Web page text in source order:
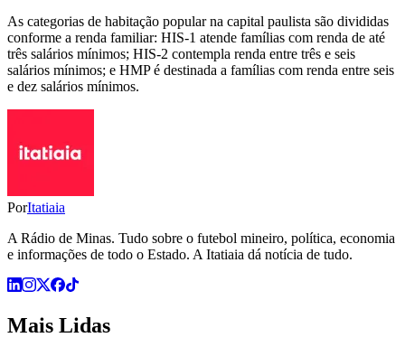
As categorias de habitação popular na capital paulista são divididas
conforme a renda familiar: HIS-1 atende famílias com renda de até
três salários mínimos; HIS-2 contempla renda entre três e seis
salários mínimos; e HMP é destinada a famílias com renda entre seis
e dez salários mínimos.
PorItatiaia
A Rádio de Minas. Tudo sobre o futebol mineiro, política, economia
e informações de todo o Estado. A Itatiaia dá notícia de tudo.
Mais Lidas